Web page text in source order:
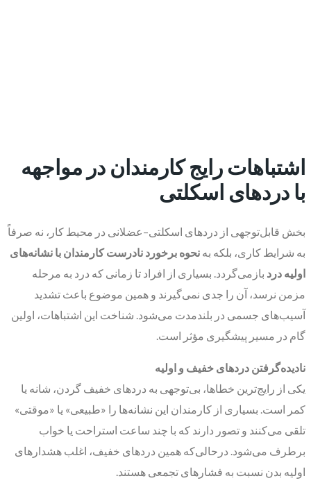
اشتباهات رایج کارمندان در مواجهه
با دردهای اسکلتی
بخش قابل‌توجهی از دردهای اسکلتی–عضلانی در محیط کار، نه صرفاً
به شرایط کاری، بلکه به نحوه برخورد نادرست کارمندان با نشانه‌های
اولیه درد بازمی‌گردد. بسیاری از افراد تا زمانی که درد به مرحله
مزمن نرسد، آن را جدی نمی‌گیرند و همین موضوع باعث تشدید
آسیب‌های جسمی در بلندمدت می‌شود. شناخت این اشتباهات، اولین
گام در مسیر پیشگیری مؤثر است.
نادیده‌گرفتن دردهای خفیف و اولیه
یکی از رایج‌ترین خطاها، بی‌توجهی به دردهای خفیف گردن، شانه یا
کمر است. بسیاری از کارمندان این نشانه‌ها را «طبیعی» یا «موقتی»
تلقی می‌کنند و تصور دارند که با چند ساعت استراحت یا خواب
برطرف می‌شود. درحالی‌که همین دردهای خفیف، اغلب هشدارهای
اولیه بدن نسبت به فشارهای تجمعی هستند.